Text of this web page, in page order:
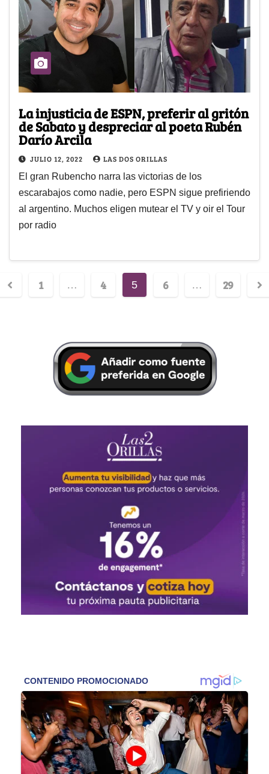
La injusticia de ESPN, preferir al gritón
de Sabato y despreciar al poeta Rubén
Darío Arcila
JULIO 12, 2022 LAS DOS ORILLAS
El gran Rubencho narra las victorias de los
escarabajos como nadie, pero ESPN sigue prefiriendo
al argentino. Muchos eligen mutear el TV y oir el Tour
por radio
1 … 4 5 6 … 29